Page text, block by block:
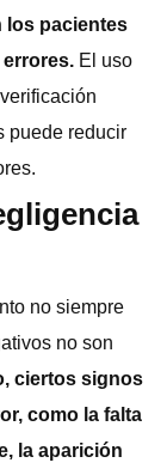
los pacientes
El uso
puede reducir
no siempre
no son
ciertos signos
como la falta
la aparición